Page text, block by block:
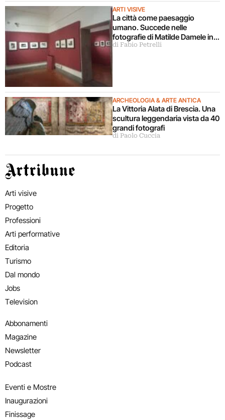
ARTI VISIVE
La città come paesaggio
umano. Succede nelle
fotografie di Matilde Damele in
mostra a Roma
di Fabio Petrelli
ARCHEOLOGIA & ARTE ANTICA
La Vittoria Alata di Brescia. Una
scultura leggendaria vista da 40
grandi fotografi
di Paolo Cuccia
Artribune
Arti visive
Progetto
Professioni
Arti performative
Editoria
Turismo
Dal mondo
Jobs
Television
Abbonamenti
Magazine
Newsletter
Podcast
Eventi e Mostre
Inaugurazioni
Finissage